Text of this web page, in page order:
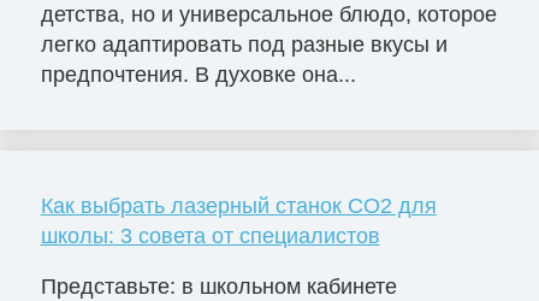
детства, но и универсальное блюдо, которое
легко адаптировать под разные вкусы и
предпочтения. В духовке она...
Как выбрать лазерный станок СО2 для
школы: 3 совета от специалистов
Представьте: в школьном кабинете